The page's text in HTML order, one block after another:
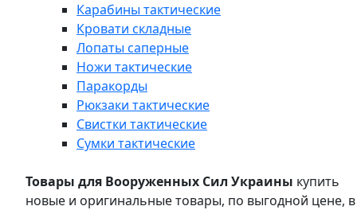
Карабины тактические
Кровати складные
Лопаты саперные
Ножи тактические
Паракорды
Рюкзаки тактические
Свистки тактические
Сумки тактические
Товары для Вооруженных Сил Украины купить
новые и оригинальные товары, по выгодной цене, в